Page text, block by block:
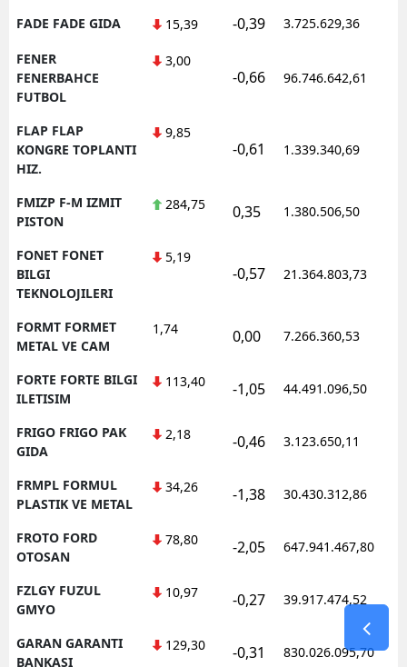
FADE FADE GIDA 15,39 -0,39 3.725.629,36
FENER
FENERBAHCE
FUTBOL
3,00
-0,66 96.746.642,61
FLAP FLAP
KONGRE TOPLANTI
HIZ.
9,85
-0,61 1.339.340,69
FMIZP F-M IZMIT
PISTON
284,75 0,35 1.380.506,50
FONET FONET
BILGI
TEKNOLOJILERI
5,19
-0,57 21.364.803,73
FORMT FORMET
METAL VE CAM
1,74 0,00 7.266.360,53
FORTE FORTE BILGI
ILETISIM
113,40 -1,05 44.491.096,50
FRIGO FRIGO PAK
GIDA
2,18 -0,46 3.123.650,11
FRMPL FORMUL
PLASTIK VE METAL
34,26 -1,38 30.430.312,86
FROTO FORD
OTOSAN
78,80 -2,05 647.941.467,80
FZLGY FUZUL
GMYO
10,97 -0,27 39.917.474,52
GARAN GARANTI
BANKASI
129,30 -0,31 830.026.095,70